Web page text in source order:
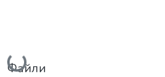
Вантажиться...
Файли